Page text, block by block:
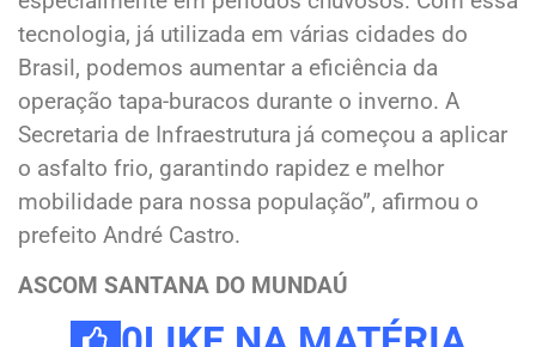
tecnologia, já utilizada em várias cidades do
Brasil, podemos aumentar a eficiência da
operação tapa-buracos durante o inverno. A
Secretaria de Infraestrutura já começou a aplicar
o asfalto frio, garantindo rapidez e melhor
mobilidade para nossa população”, afirmou o
prefeito André Castro.
ASCOM SANTANA DO MUNDAÚ